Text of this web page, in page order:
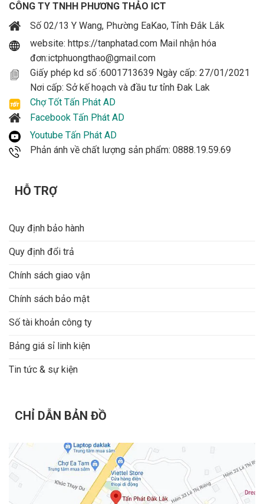
CÔNG TY TNHH PHƯƠNG THẢO ICT
Số 02/13 Y Wang, Phường EaKao, Tỉnh Đắk Lắk
website: https://tanphatad.com Mail nhận hóa
đơn:ictphuongthao@gmail.com
Giấy phép kd số :6001713639 Ngày cấp: 27/01/2021
Nơi cấp: Sở kế hoạch và đầu tư tỉnh Đak Lak
Chợ Tốt Tấn Phát AD
Facebook Tấn Phát AD
Youtube Tấn Phát AD
Phản ánh về chất lượng sản phẩm: 0888.19.59.69
HỖ TRỢ
Quy định bảo hành
Quy định đổi trả
Chính sách giao vận
Chính sách bảo mật
Số tài khoản công ty
Bảng giá sỉ linh kiện
Tin tức & sự kiện
CHỈ DẪN BẢN ĐỒ